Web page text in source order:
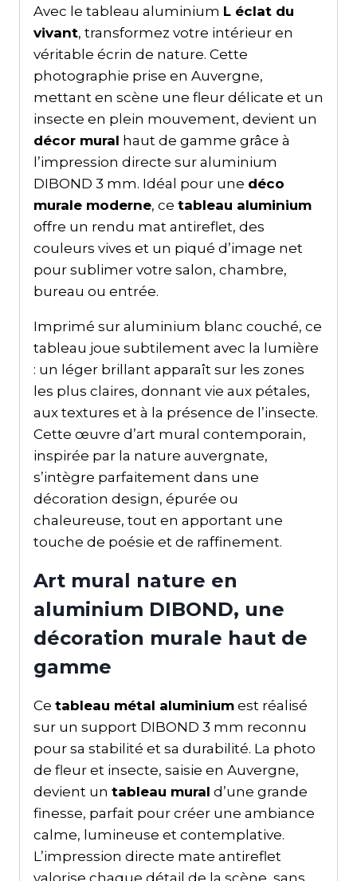
Avec le tableau aluminium L éclat du
vivant, transformez votre intérieur en
véritable écrin de nature. Cette
photographie prise en Auvergne,
mettant en scène une fleur délicate et un
insecte en plein mouvement, devient un
décor mural haut de gamme grâce à
l’impression directe sur aluminium
DIBOND 3 mm. Idéal pour une déco
murale moderne, ce tableau aluminium
offre un rendu mat antireflet, des
couleurs vives et un piqué d’image net
pour sublimer votre salon, chambre,
bureau ou entrée.
Imprimé sur aluminium blanc couché, ce
tableau joue subtilement avec la lumière
: un léger brillant apparaît sur les zones
les plus claires, donnant vie aux pétales,
aux textures et à la présence de l’insecte.
Cette œuvre d’art mural contemporain,
inspirée par la nature auvergnate,
s’intègre parfaitement dans une
décoration design, épurée ou
chaleureuse, tout en apportant une
touche de poésie et de raffinement.
Art mural nature en
aluminium DIBOND, une
décoration murale haut de
gamme
Ce tableau métal aluminium est réalisé
sur un support DIBOND 3 mm reconnu
pour sa stabilité et sa durabilité. La photo
de fleur et insecte, saisie en Auvergne,
devient un tableau mural d’une grande
finesse, parfait pour créer une ambiance
calme, lumineuse et contemplative.
L’impression directe mate antireflet
valorise chaque détail de la scène, sans